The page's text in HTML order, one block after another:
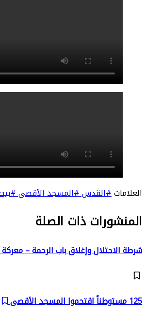
العلامات#القدس#المسجد الأقصى
المنشورات ذات الصلة
شرطة الاحتلال وإغلاق باب الرحمة –
125 مستوطناً اقتحموا المسجد الأقصى